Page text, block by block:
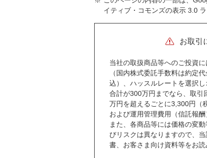
イティブ・コモンズの表示 3.0
お取引
当社の取扱商品等へのご投資
（国内株式委託手数料は約定
込）、ハッスルレートを選択
合計が300万円までなら、取
万円を超えるごとに3,300円（
および運用管理費用（信託報酬
また、各商品等には価格の変
びリスクは異なりますので、
書、お客さま向け資料等をお読